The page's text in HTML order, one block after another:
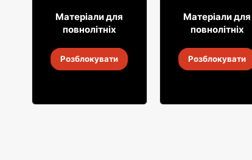
85
30 лип. 6 серп. 2026
Матеріали для
повнолітніх
Розблокувати
23 95
30 лип. 6 серп. 2026
Матеріали для
повнолітніх
Розблокувати